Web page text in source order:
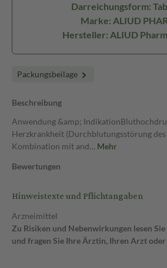
Darreichungsform:
Marke: ALIUD
Hersteller: ALIUD
Packungsbeilage
Beschreibung
Anwendung &amp;
Herzkrankheit (Durchblutungsstörung des
Kombination mit and… Mehr
Bewertungen
Hinweistexte und Pflichtangaben
Arzneimittel
Zu Risiken und Nebenwirkungen lesen
und fragen Sie Ihre Ärztin, Ihren Arzt